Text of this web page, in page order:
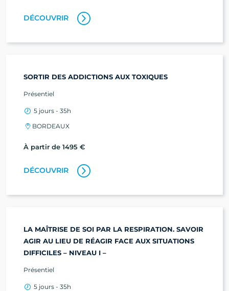
DÉCOUVRIR
SORTIR DES ADDICTIONS AUX TOXIQUES
Présentiel
5 jours - 35h
BORDEAUX
À partir de 1495 €
DÉCOUVRIR
LA MAÎTRISE DE SOI PAR LA RESPIRATION. SAVOIR
AGIR AU LIEU DE RÉAGIR FACE AUX SITUATIONS
DIFFICILES – NIVEAU I –
Présentiel
5 jours - 35h